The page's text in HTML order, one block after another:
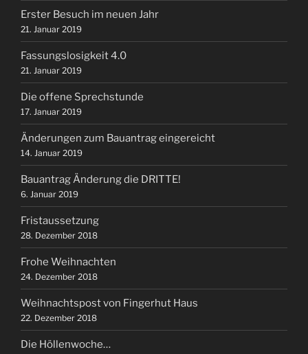
Erster Besuch im neuen Jahr
21. Januar 2019
Fassungslosigkeit 4.0
21. Januar 2019
Die offene Sprechstunde
17. Januar 2019
Änderungen zum Bauantrag eingereicht
14. Januar 2019
Bauantrag Änderung die DRITTE!
6. Januar 2019
Fristaussetzung
28. Dezember 2018
Frohe Weihnachten
24. Dezember 2018
Weihnachtspost von Fingerhut Haus
22. Dezember 2018
Die Höllenwoche…